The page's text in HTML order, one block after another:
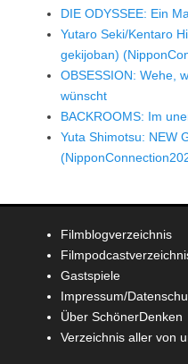
DIE ODYSSEE: Ein
Yutaro Seki/Kentaro
gekijoban)
OBSESSION: Wehe,
wünscht
BACKROOMS: Im
Yuta Shimotsu: NEW
Filmblogverzeichnis
Gastspiele
Impressum/
Über SchönerDenken
Verzeichnis aller von